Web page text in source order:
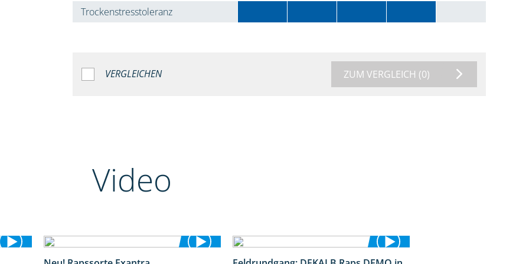
Trockenstresstoleranz
VERGLEICHEN ZUM VERGLEICH (0)
Video